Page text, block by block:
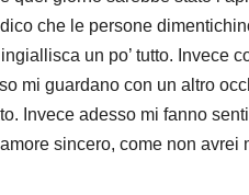
che le persone
un po’ tutto. Invece
mi guardano con un altro
Invece adesso mi fanno
sincero, come non